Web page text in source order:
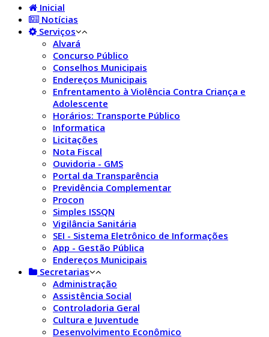
Inicial
Notícias
Serviços
Alvará
Concurso Público
Conselhos Municipais
Endereços Municipais
Enfrentamento à Violência Contra Criança e
Adolescente
Horários: Transporte Público
Informatica
Licitações
Nota Fiscal
Ouvidoria - GMS
Portal da Transparência
Previdência Complementar
Procon
Simples ISSQN
Vigilância Sanitária
SEI - Sistema Eletrônico de Informações
App - Gestão Pública
Endereços Municipais
Secretarias
Administração
Assistência Social
Controladoria Geral
Cultura e Juventude
Desenvolvimento Econômico